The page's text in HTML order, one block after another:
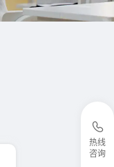
热线
咨询